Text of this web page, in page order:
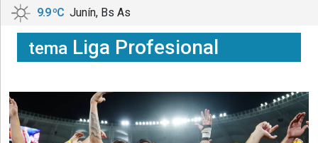
•
NACIONALES
•
POLICIALES
9.9 ºC Junín, Bs As
tema Liga Profesional